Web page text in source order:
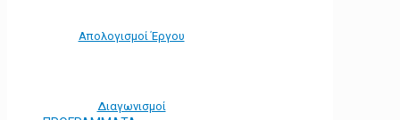
Απολογισμοί Έργου
Διαγωνισμοί